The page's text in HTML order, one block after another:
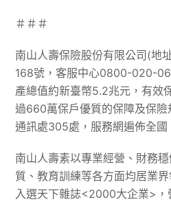
＃＃＃
南山人壽保險股份有限公司(地
168號，客服中心0800-020-
產總值約新臺幣5.2兆元，有效
過660萬保戶優質的保障及保險
通訊處305處，服務網遍佈全國
南山人壽素以專業經營、財務
質、教育訓練等各方面均居業
入選天下雜誌<2000大企業>，